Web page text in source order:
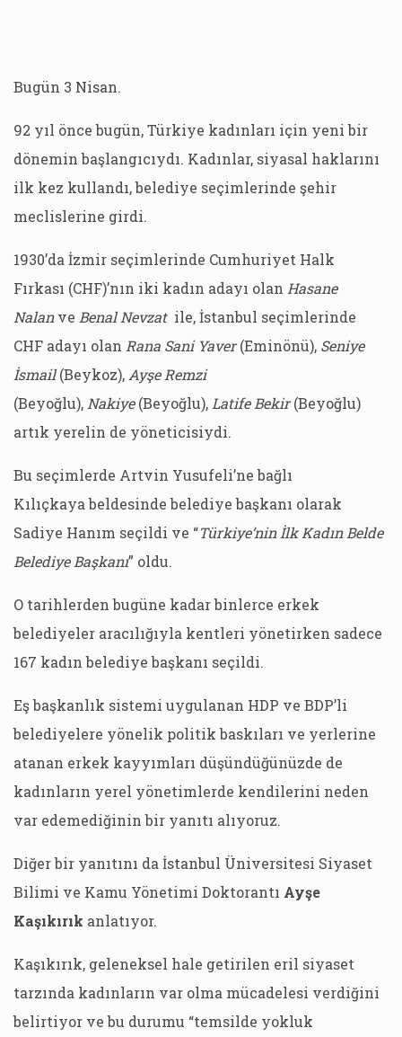
Bugün 3 Nisan.
92 yıl önce bugün, Türkiye kadınları için yeni bir
dönemin başlangıcıydı. Kadınlar, siyasal haklarını
ilk kez kullandı, belediye seçimlerinde şehir
meclislerine girdi.
1930’da İzmir seçimlerinde Cumhuriyet Halk
Fırkası (CHF)’nın iki kadın adayı olan Hasane
Nalanve Benal Nevzatile, İstanbul seçimlerinde
CHF adayı olan Rana Sani Yaver(Eminönü), Seniye
İsmail(Beykoz), Ayşe Remzi
(Beyoğlu), Nakiye(Beyoğlu), Latife Bekir(Beyoğlu)
artık yerelin de yöneticisiydi.
Bu seçimlerde Artvin Yusufeli’ne bağlı
Kılıçkaya beldesinde belediye başkanı olarak
Sadiye Hanım seçildi ve “Türkiye’nin İlk Kadın Belde
Belediye Başkanı” oldu.
O tarihlerden bugüne kadar binlerce erkek
belediyeler aracılığıyla kentleri yönetirken sadece
167 kadın belediye başkanı seçildi.
Eş başkanlık sistemi uygulanan HDP ve BDP’li
belediyelere yönelik politik baskıları ve yerlerine
atanan erkek kayyımları düşündüğünüzde de
kadınların yerel yönetimlerde kendilerini neden
var edemediğinin bir yanıtı alıyoruz.
Diğer bir yanıtını da İstanbul Üniversitesi Siyaset
Bilimi ve Kamu Yönetimi Doktorantı Ayşe
Kaşıkırık anlatıyor.
Kaşıkırık, geleneksel hale getirilen eril siyaset
tarzında kadınların var olma mücadelesi verdiğini
belirtiyor ve bu durumu “temsilde yokluk